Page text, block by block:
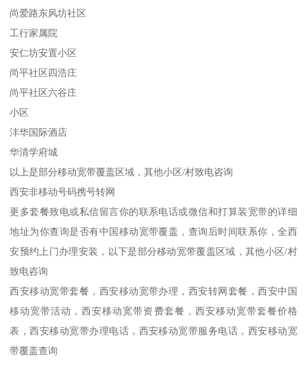
尚爱路东风坊社区
工行家属院
安仁坊安置小区
尚平社区四浩庄
尚平社区六谷庄
小区
沣华国际酒店
华清学府城
以上是部分移动宽带覆盖区域，其他小区/村致电咨询
西安非移动号码携号转网
更多套餐致电或私信留言你的联系电话或微信和打算装宽带的详细
地址为你查询是否有中国移动宽带覆盖，查询后时间联系你，全西
安预约上门办理安装，以下是部分移动宽带覆盖区域，其他小区/村
致电咨询
西安移动宽带套餐，西安移动宽带办理，西安转网套餐，西安中国
移动宽带活动，西安移动宽带资费套餐，西安移动宽带套餐价格
表，西安移动宽带办理电话，西安移动宽带服务电话，西安移动宽
带覆盖查询